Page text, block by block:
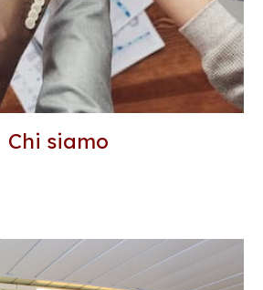
Chi siamo